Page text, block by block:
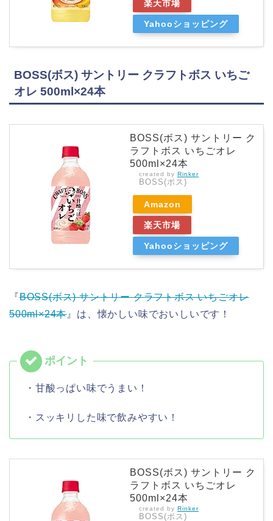
楽天市場
Yahooショッピング
BOSS(ボス) サントリー クラフトボス いちご
オレ 500ml×24本
BOSS(ボス) サントリー ク
ラフトボス いちごオレ
500ml×24本
created by Rinker
BOSS(ボス)
Amazon
楽天市場
Yahooショッピング
『BOSS(ボス) サントリー クラフトボス いちごオレ
500ml×24本』は、懐かしい味でおいしいです！
・甘酸っぱい味でうまい！
・スッキリした味で飲みやすい！
BOSS(ボス) サントリー ク
ラフトボス いちごオレ
500ml×24本
created by Rinker
BOSS(ボス)